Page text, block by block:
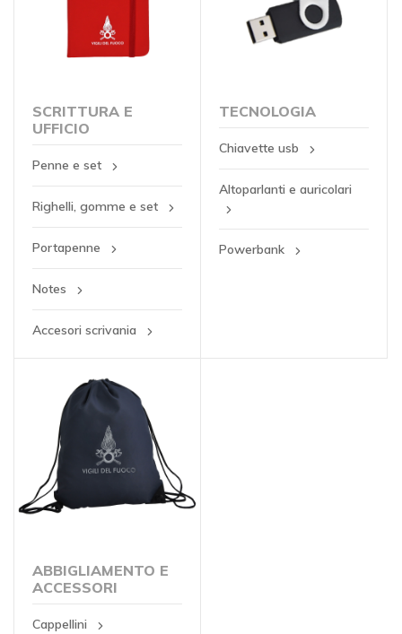
SCRITTURA E
UFFICIO
Penne e set
Righelli, gomme e set
Portapenne
Notes
Accesori scrivania
TECNOLOGIA
Chiavette usb
Altoparlanti e auricolari
Powerbank
ABBIGLIAMENTO E
ACCESSORI
Cappellini